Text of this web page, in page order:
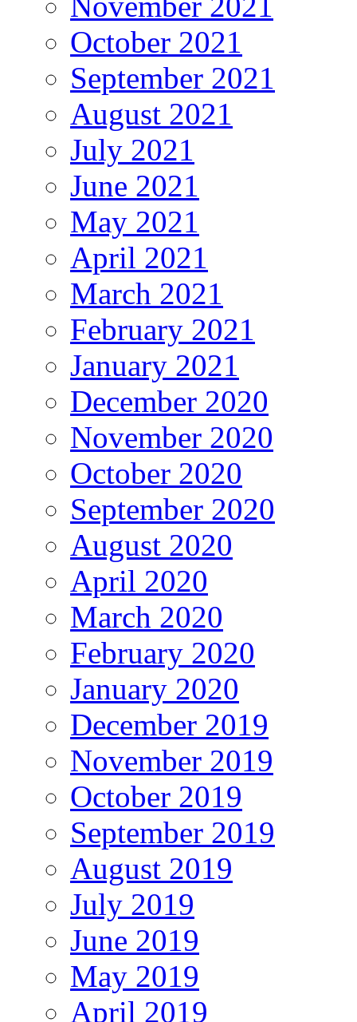
October 2021
September 2021
August 2021
July 2021
June 2021
May 2021
April 2021
March 2021
February 2021
January 2021
December 2020
November 2020
October 2020
September 2020
August 2020
April 2020
March 2020
February 2020
January 2020
December 2019
November 2019
October 2019
September 2019
August 2019
July 2019
June 2019
May 2019
April 2019